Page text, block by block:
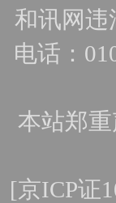
和讯网违
电话：
本站郑
[京ICP证